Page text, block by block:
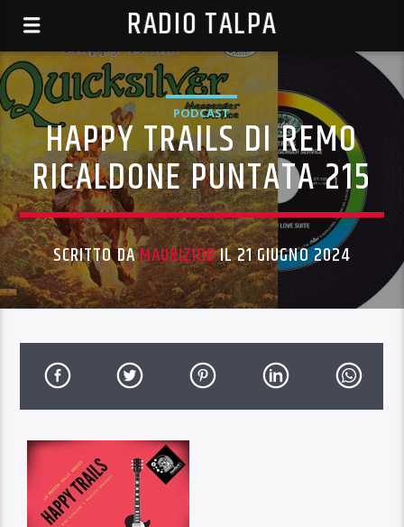
RADIO TALPA
PODCAST
HAPPY TRAILS DI REMO
RICALDONE PUNTATA 215
SCRITTO DAMAURIZIOBIL 21 GIUGNO 2024